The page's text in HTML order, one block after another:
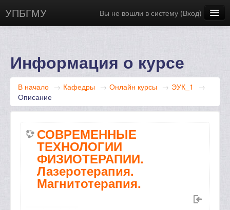
УПБГМУ Вы не вошли в систему (Вход)
Русский ‎(ru)‎
Информация о курсе
В начало → Кафедры → Онлайн курсы → ЭУК_1
→
Описание
СОВРЕМЕННЫЕ
ТЕХНОЛОГИИ
ФИЗИОТЕРАПИИ.
Лазеротерапия.
Магнитотерапия.